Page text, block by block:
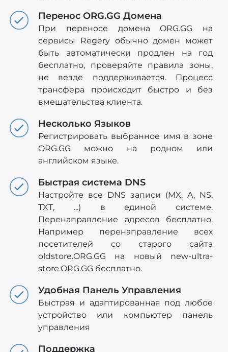
Перенос ORG.GG Домена
При переносе домена ORG.GG на
сервисы Regery обычно домен может
быть автоматически продлен на год
бесплатно, проверяйте правила зоны,
не везде поддерживается. Процесс
трансфера происходит быстро и без
вмешательства клиента.
Несколько Языков
Регистрировать выбранное имя в зоне
ORG.GG можно на родном или
английском языке.
Быстрая система DNS
Настройте все DNS записи (MX, A, NS,
TXT, ...) в единой системе.
Перенаправление адресов бесплатно.
Например перенаправление всех
посетителей со старого сайта
oldstore.ORG.GG на новый new-ultra-
store.ORG.GG бесплатно.
Удобная Панель Управления
Быстрая и адаптированная под любое
устройство или компьютер панель
управления
Поддержка